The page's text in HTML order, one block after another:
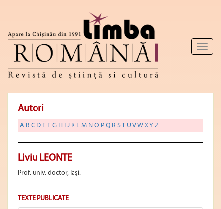
Toggle
Autori
A B C D E F G H I J K L M N O P Q R S T U VW X Y Z
Liviu LEONTE
Prof. univ. doctor, Iaşi.
TEXTE PUBLICATE